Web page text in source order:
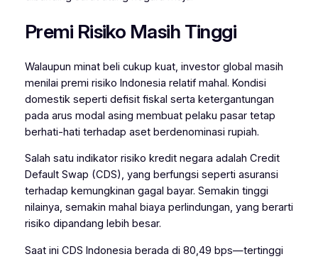
Premi Risiko Masih Tinggi
Walaupun minat beli cukup kuat, investor global masih
menilai premi risiko Indonesia relatif mahal. Kondisi
domestik seperti defisit fiskal serta ketergantungan
pada arus modal asing membuat pelaku pasar tetap
berhati-hati terhadap aset berdenominasi rupiah.
Salah satu indikator risiko kredit negara adalah Credit
Default Swap (CDS), yang berfungsi seperti asuransi
terhadap kemungkinan gagal bayar. Semakin tinggi
nilainya, semakin mahal biaya perlindungan, yang berarti
risiko dipandang lebih besar.
Saat ini CDS Indonesia berada di 80,49 bps—tertinggi